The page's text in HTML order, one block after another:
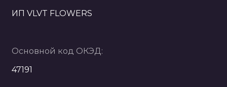
ИП VLVT FLOWERS
Основной код ОКЭД:
47191